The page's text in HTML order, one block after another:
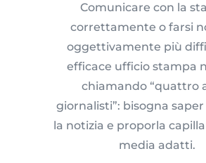
Comunicare con la
correttamente o farsi
oggettivamente più
efficace ufficio stampa
chiamando “quattro
giornalisti”: bisogna
la notizia e proporla
media adatti.